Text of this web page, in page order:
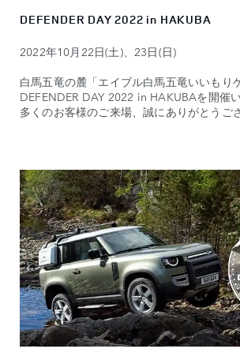
DEFENDER DAY 2022 in HAKUBA
2022年10月22日(土)、23日(日)
白馬五竜の麓「エイブル白馬五竜いいもり
DEFENDER DAY 2022 in HAKUBAを開催
多くのお客様のご来場、誠にありがとうご